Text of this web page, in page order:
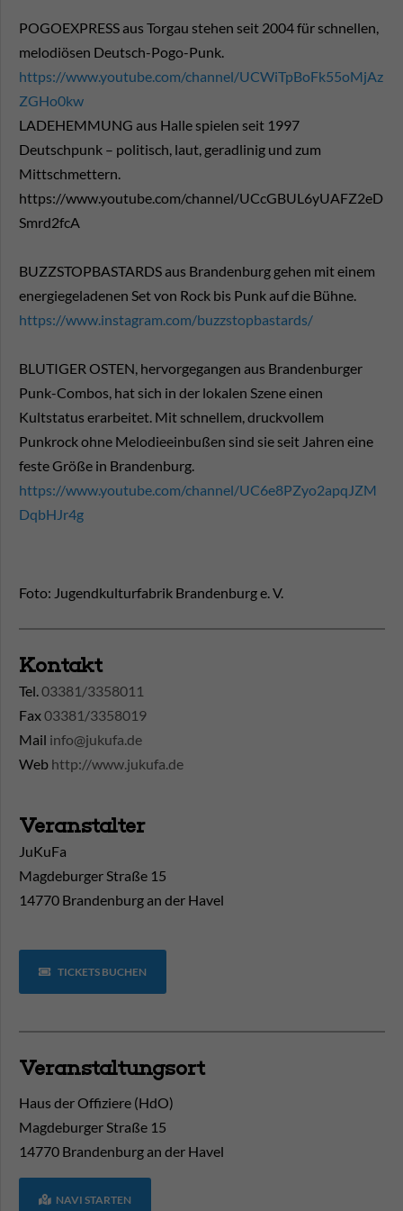
POGOEXPRESS aus Torgau stehen seit 2004 für schnellen,
melodiösen Deutsch-Pogo-Punk.
https://www.youtube.com/channel/UCWiTpBoFk55oMjAz
ZGHo0kw
LADEHEMMUNG aus Halle spielen seit 1997
Deutschpunk – politisch, laut, geradlinig und zum
Mittschmettern.
https://www.youtube.com/channel/UCcGBUL6yUAFZ2eD
Smrd2fcA
BUZZSTOPBASTARDS aus Brandenburg gehen mit einem
energiegeladenen Set von Rock bis Punk auf die Bühne.
https://www.instagram.com/buzzstopbastards/
BLUTIGER OSTEN, hervorgegangen aus Brandenburger
Punk-Combos, hat sich in der lokalen Szene einen
Kultstatus erarbeitet. Mit schnellem, druckvollem
Punkrock ohne Melodieeinbußen sind sie seit Jahren eine
feste Größe in Brandenburg.
https://www.youtube.com/channel/UC6e8PZyo2apqJZM
DqbHJr4g
Foto: Jugendkulturfabrik Brandenburg e. V.
Kontakt
Tel.03381/3358011
Fax03381/3358019
Mail info@jukufa.de
Web http://www.jukufa.de
Veranstalter
JuKuFa
Magdeburger Straße 15
14770 Brandenburg an der Havel
TICKETS BUCHEN
Veranstaltungsort
Haus der Offiziere (HdO)
Magdeburger Straße 15
14770 Brandenburg an der Havel
NAVI STARTEN